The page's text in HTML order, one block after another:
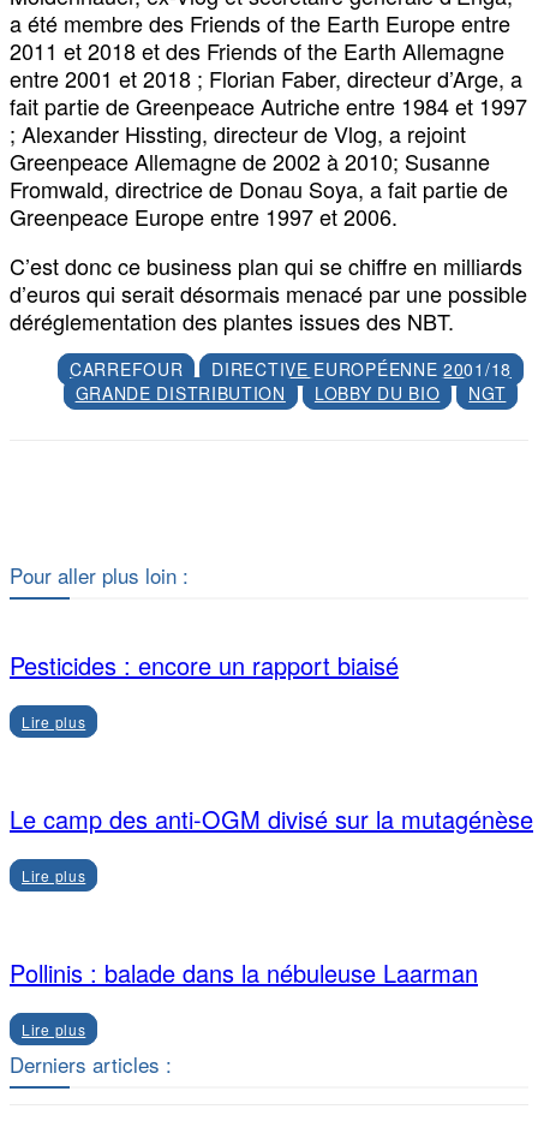
a été membre des Friends of the Earth Europe entre
2011 et 2018 et des Friends of the Earth Allemagne
entre 2001 et 2018 ; Florian Faber, directeur d’Arge, a
fait partie de Greenpeace Autriche entre 1984 et 1997
; Alexander Hissting, directeur de Vlog, a rejoint
Greenpeace Allemagne de 2002 à 2010; Susanne
Fromwald, directrice de Donau Soya, a fait partie de
Greenpeace Europe entre 1997 et 2006.
C’est donc ce business plan qui se chiffre en milliards
d’euros qui serait désormais menacé par une possible
déréglementation des plantes issues des NBT.
CARREFOUR
DIRECTIVE EUROPÉENNE 2001/18
GRANDE DISTRIBUTION
LOBBY DU BIO NGT
Pour aller plus loin :
Pesticides : encore un rapport biaisé
Lire plus
Le camp des anti-OGM divisé sur la mutagénèse
Lire plus
Pollinis : balade dans la nébuleuse Laarman
Lire plus
Derniers articles :